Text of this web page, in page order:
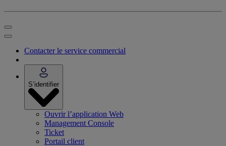
Contacter le service commercial
S’identifier
Ouvrir l’application Web
Management Console
Ticket
Portail client